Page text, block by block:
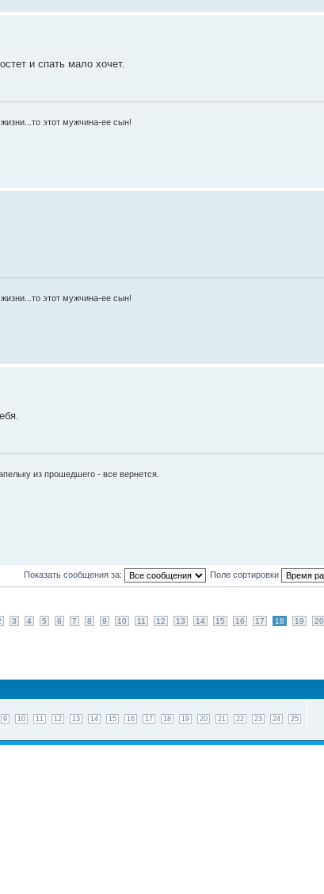
и спать мало хочет.
этот мужчина-ее сын!
этот мужчина-ее сын!
из прошедшего - все вернется.
Показать сообщения за: Поле сортировки
3 4 5 6 7 8 9 10 11 12 13 14 15 16 17 18 19 20
9 10 11 12 13 14 15 16 17 18 19 20 21 22 23 24 25